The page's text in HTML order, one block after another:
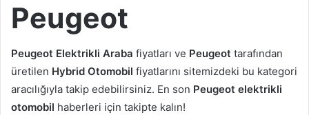
Peugeot
Peugeot Elektrikli Araba fiyatları ve Peugeot tarafından
üretilen Hybrid Otomobil fiyatlarını sitemizdeki bu kategori
aracılığıyla takip edebilirsiniz. En son Peugeot elektrikli
otomobil haberleri için takipte kalın!